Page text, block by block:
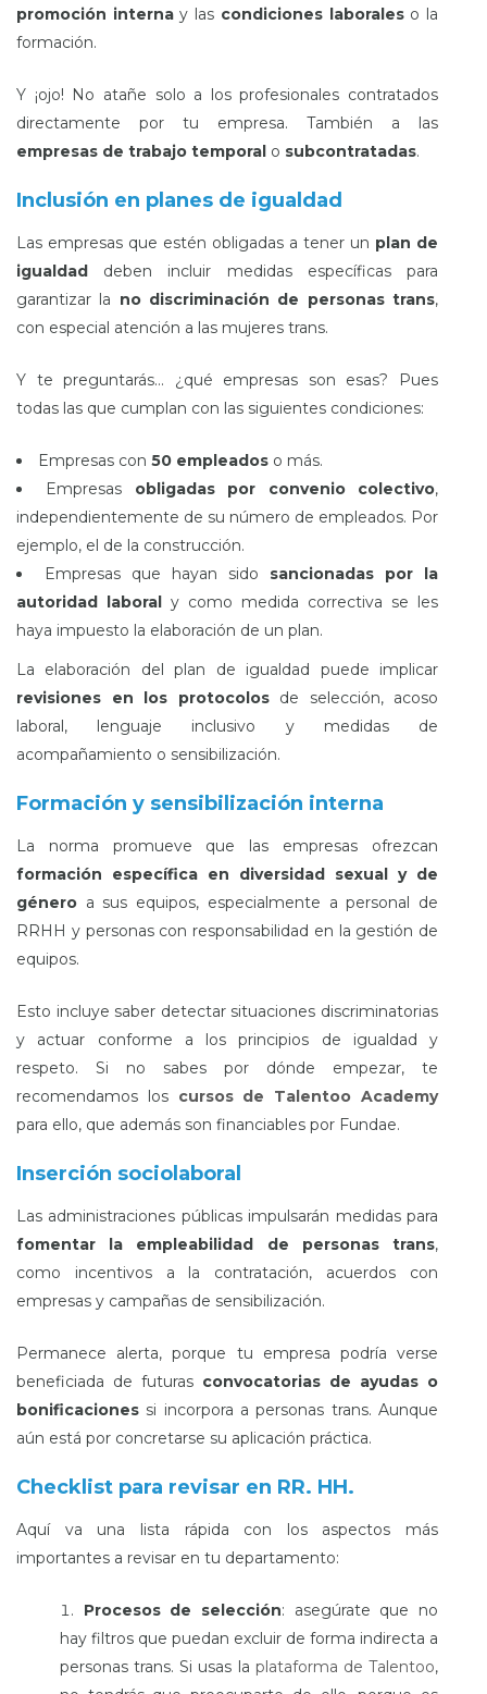
promoción internay las condiciones laboraleso la
formación.
Y ¡ojo! No atañe solo a los profesionales contratados
directamente por tu empresa. También a las
empresas de trabajo temporal o subcontratadas.
Inclusión en planes de igualdad
Las empresas que estén obligadas a tener un plan de
igualdad
deben incluir medidas específicas para
garantizar la no discriminación de personas trans,
con especial atención a las mujeres trans.
Y te preguntarás… ¿qué empresas son esas? Pues
todas las que cumplan con las siguientes condiciones:
Empresas con 50 empleados o más.
Empresas obligadas por convenio colectivo,
independientemente de su número de empleados. Por
ejemplo, el de la construcción.
Empresas que hayan sido sancionadas por la
autoridad laboral
y como medida correctiva se les
haya impuesto la elaboración de un plan.
La elaboración del plan de igualdad puede implicar
revisiones en los protocolosde selección, acoso
laboral, lenguaje inclusivo y medidas de
acompañamiento o sensibilización.
Formación y sensibilización interna
La norma promueve que las empresas ofrezcan
formación específica en diversidad sexual y de
género a sus equipos, especialmente a personal de
RRHH y personas con responsabilidad en la gestión de
equipos.
Esto incluye saber detectar situaciones discriminatorias
y actuar conforme a los principios de igualdad y
respeto. Si no sabes por dónde empezar, te
recomendamos los cursos de Talentoo Academy
para ello, que además son financiables por Fundae.
Inserción sociolaboral
Las administraciones públicas impulsarán medidas para
fomentar la empleabilidad de personas trans,
como incentivos a la contratación, acuerdos con
empresas y campañas de sensibilización.
Permanece alerta, porque tu empresa podría verse
beneficiada de futuras convocatorias de ayudas o
bonificaciones si incorpora a personas trans. Aunque
aún está por concretarse su aplicación práctica.
Checklist para revisar en RR. HH.
Aquí va una lista rápida con los aspectos más
importantes a revisar en tu departamento:
Procesos de selección: asegúrate que no
hay filtros que puedan excluir de forma indirecta a
personas trans. Si usas la plataforma de Talentoo,